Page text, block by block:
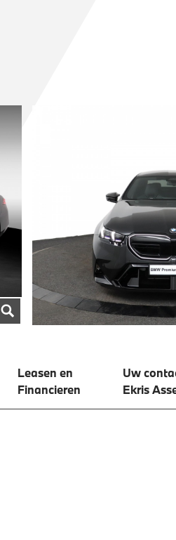
Leasen en
Financieren
Uw
Ekris